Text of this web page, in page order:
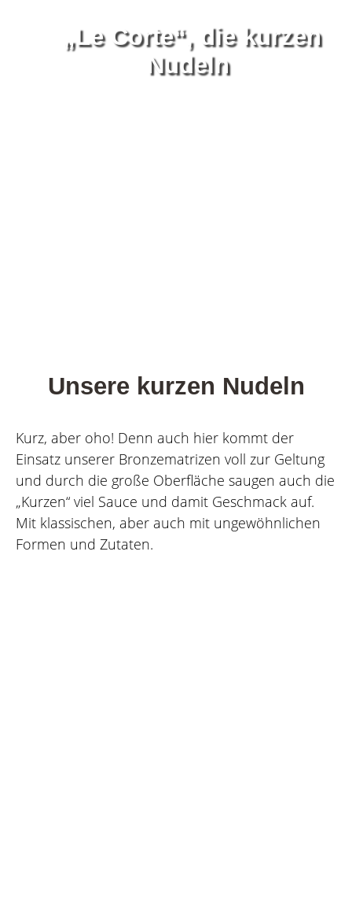
„Le Corte“, die kurzen
Nudeln
Unsere kurzen Nudeln
Kurz, aber oho! Denn auch hier kommt der
Einsatz unserer Bronzematrizen voll zur Geltung
und durch die große Oberfläche saugen auch die
„Kurzen“ viel Sauce und damit Geschmack auf.
Mit klassischen, aber auch mit ungewöhnlichen
Formen und Zutaten.